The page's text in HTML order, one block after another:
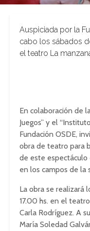
Auspiciada por la
cabo los sábados
el teatro La
En colaboración de
Juegos” y el
Fundación OSDE,
obra de teatro para
de este espectáculo
en los campos de la
La obra se realizará
17.00 hs. en el
Carla Rodríguez. A
María Soledad